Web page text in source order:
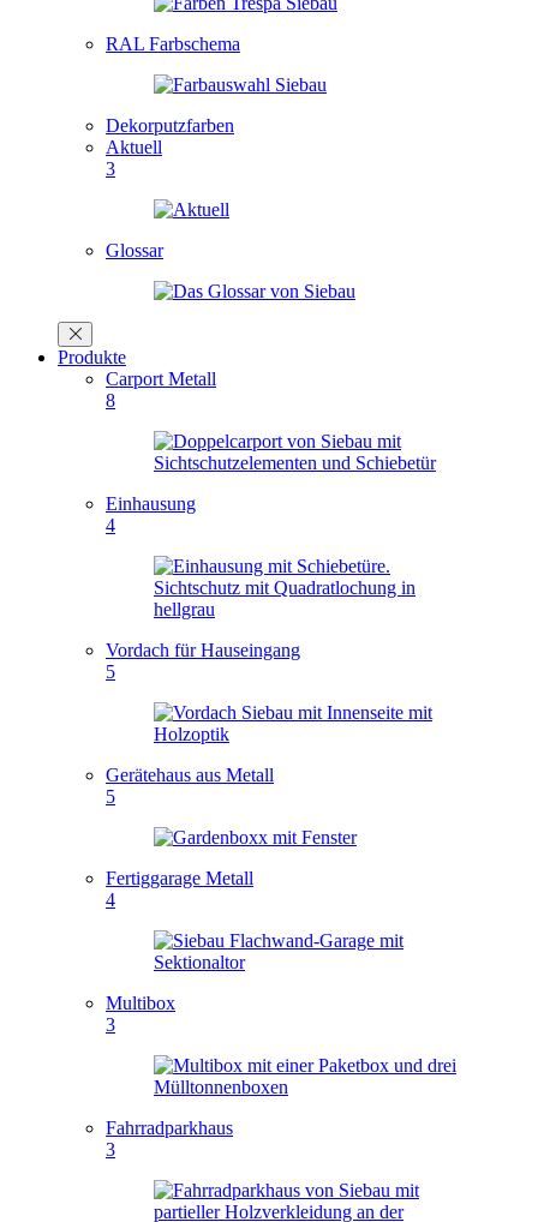
RAL Farbschema
Dekorputzfarben
Aktuell
3
Glossar
Produkte
Carport Metall
8
Einhausung
4
Vordach für Hauseingang
5
Gerätehaus aus Metall
5
Fertiggarage Metall
4
Multibox
3
Fahrradparkhaus
3